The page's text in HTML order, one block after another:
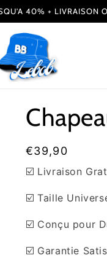
40% + LIVRAISON
Prix
habituel
€39,90
☑️ Livraison
☑️ Taille
☑️ Conçu pour
☑️ Garantie